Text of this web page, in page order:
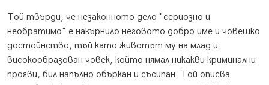
Той твърди, че незаконното дело "сериозно и
необратимо" е накърнило неговото добро име и човешко
достойнство, тъй като животът му на млад и
високообразован човек, който нямал никакви криминални
прояви, бил напълно объркан и съсипан. Той описва